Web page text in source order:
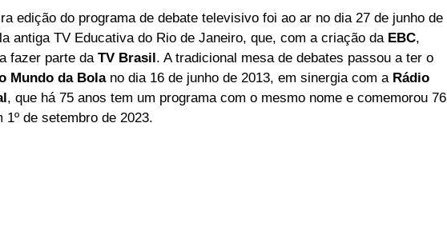
edição do programa de debate televisivo foi ao ar no dia 27 de junho de
antiga TV Educativa do Rio de Janeiro, que, com a criação da EBC,
fazer parte da TV Brasil. A tradicional mesa de debates passou a ter o
Mundo da Bola no dia 16 de junho de 2013, em sinergia com a Rádio
, que há 75 anos tem um programa com o mesmo nome e comemorou 76
1º de setembro de 2023.